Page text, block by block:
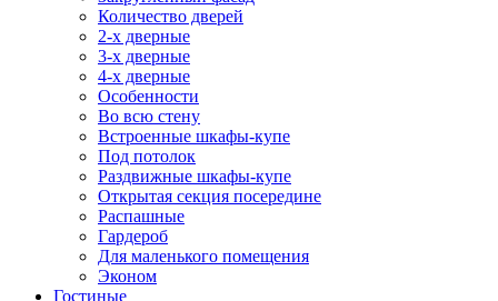
Количество дверей
2-х дверные
3-х дверные
4-х дверные
Особенности
Во всю стену
Встроенные шкафы-купе
Под потолок
Раздвижные шкафы-купе
Открытая секция посередине
Распашные
Гардероб
Для маленького помещения
Эконом
Гостиные